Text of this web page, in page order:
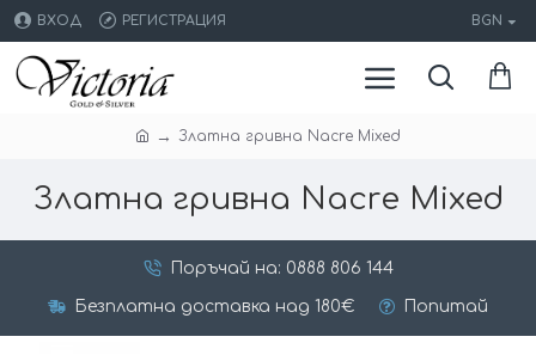
ВХОД РЕГИСТРАЦИЯ BGN
Златна гривна Nacre Mixed
Златна гривна Nacre Mixed
Поръчай на: 0888 806 144
Безплатна доставка над 180€ Попитай